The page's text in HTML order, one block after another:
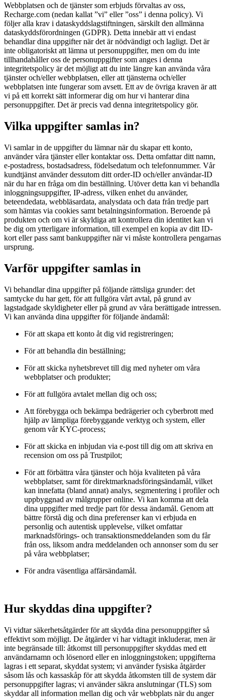
Webbplatsen och de tjänster som erbjuds förvaltas av oss,
Recharge.com (nedan kallat ”vi” eller ”oss” i denna policy). Vi
följer alla krav i dataskyddslagstiftningen, särskilt den allmänna
dataskyddsförordningen (GDPR). Detta innebär att vi endast
behandlar dina uppgifter när det är nödvändigt och lagligt. Det är
inte obligatoriskt att lämna ut personuppgifter, men om du inte
tillhandahåller oss de personuppgifter som anges i denna
integritetspolicy är det möjligt att du inte längre kan använda våra
tjänster och/eller webbplatsen, eller att tjänsterna och/eller
webbplatsen inte fungerar som avsett. Ett av de övriga kraven är att
vi på ett korrekt sätt informerar dig om hur vi hanterar dina
personuppgifter. Det är precis vad denna integritetspolicy gör.
Vilka uppgifter samlas in?
Vi samlar in de uppgifter du lämnar när du skapar ett konto,
använder våra tjänster eller kontaktar oss. Detta omfattar ditt namn,
e-postadress, bostadsadress, födelsedatum och telefonnummer. Vår
kundtjänst använder dessutom ditt order-ID och/eller användar-ID
när du har en fråga om din beställning. Utöver detta kan vi behandla
inloggningsuppgifter, IP-adress, vilken enhet du använder,
beteendedata, webbläsardata, analysdata och data från tredje part
som hämtas via cookies samt betalningsinformation. Beroende på
produkten och om vi är skyldiga att kontrollera din identitet kan vi
be dig om ytterligare information, till exempel en kopia av ditt ID-
kort eller pass samt bankuppgifter när vi måste kontrollera pengarnas
ursprung.
Varför uppgifter samlas in
Vi behandlar dina uppgifter på följande rättsliga grunder: det
samtycke du har gett, för att fullgöra vårt avtal, på grund av
lagstadgade skyldigheter eller på grund av våra berättigade intressen.
Vi kan använda dina uppgifter för följande ändamål:
För att skapa ett konto åt dig vid registreringen;
För att behandla din beställning;
För att skicka nyhetsbrevet till dig med nyheter om våra
webbplatser och produkter;
För att fullgöra avtalet mellan dig och oss;
Att förebygga och bekämpa bedrägerier och cyberbrott med
hjälp av lämpliga förebyggande verktyg och system, eller
genom vår KYC-process;
För att skicka en inbjudan via e-post till dig om att skriva en
recension om oss på Trustpilot;
För att förbättra våra tjänster och höja kvaliteten på våra
webbplatser, samt för direktmarknadsföringsändamål, vilket
kan innefatta (bland annat) analys, segmentering i profiler och
uppbyggnad av målgrupper online. Vi kan komma att dela
dina uppgifter med tredje part för dessa ändamål. Genom att
bättre förstå dig och dina preferenser kan vi erbjuda en
personlig och autentisk upplevelse, vilket omfattar
marknadsförings- och transaktionsmeddelanden som du får
från oss, liksom andra meddelanden och annonser som du ser
på våra webbplatser;
För andra väsentliga affärsändamål.
Hur skyddas dina uppgifter?
Vi vidtar säkerhetsåtgärder för att skydda dina personuppgifter så
effektivt som möjligt. De åtgärder vi har vidtagit inkluderar, men är
inte begränsade till: åtkomst till personuppgifter skyddas med ett
användarnamn och lösenord eller en inloggningstoken; uppgifterna
lagras i ett separat, skyddat system; vi använder fysiska åtgärder
såsom lås och kassaskåp för att skydda åtkomsten till de system där
personuppgifter lagras; vi använder säkra anslutningar (TLS) som
skyddar all information mellan dig och vår webbplats när du anger